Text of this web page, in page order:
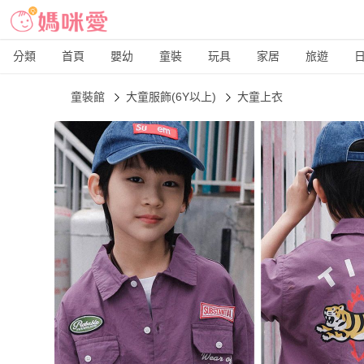
分類 首頁 嬰幼 童裝 玩具 家居 旅遊
童裝館 大童服飾(6Y以上) 大童上衣